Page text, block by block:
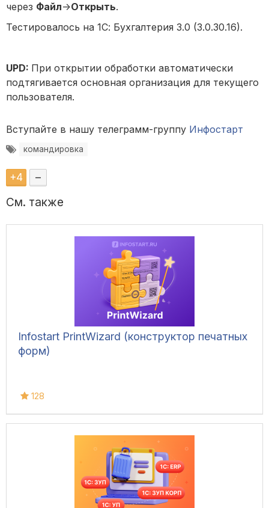
через Файл->Открыть.
Тестировалось на 1С: Бухгалтерия 3.0 (3.0.30.16).
UPD: При открытии обработки автоматически
подтягивается основная организация для текущего
пользователя.
Вступайте в нашу телеграмм-группу Инфостарт
командировка
+4 –
См. также
Infostart PrintWizard (конструктор печатных
форм)
128